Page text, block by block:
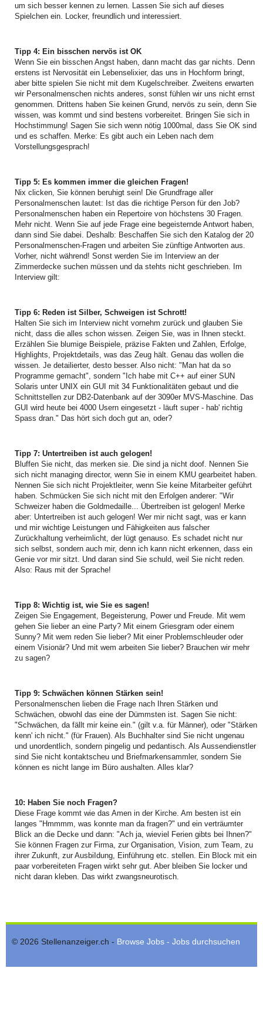
um sich besser kennen zu lernen. Lassen Sie sich auf dieses
Spielchen ein. Locker, freundlich und interessiert.
Tipp 4: Ein bisschen nervös ist OK
Wenn Sie ein bisschen Angst haben, dann macht das gar nichts. Denn
erstens ist Nervosität ein Lebenselixier, das uns in Hochform bringt,
aber bitte spielen Sie nicht mit dem Kugelschreiber. Zweitens erwarten
wir Personalmenschen nichts anderes, sonst fühlen wir uns nicht ernst
genommen. Drittens haben Sie keinen Grund, nervös zu sein, denn Sie
wissen, was kommt und sind bestens vorbereitet. Bringen Sie sich in
Hochstimmung! Sagen Sie sich wenn nötig 1000mal, dass Sie OK sind
und es schaffen. Merke: Es gibt auch ein Leben nach dem
Vorstellungsgesprach!
Tipp 5: Es kommen immer die gleichen Fragen!
Nix clicken, Sie können beruhigt sein! Die Grundfrage aller
Personalmenschen lautet: Ist das die richtige Person für den Job?
Personalmenschen haben ein Repertoire von höchstens 30 Fragen.
Mehr nicht. Wenn Sie auf jede Frage eine begeisternde Antwort haben,
dann sind Sie dabei. Deshalb: Beschaffen Sie sich den Katalog der 20
Personalmenschen-Fragen und arbeiten Sie zünftige Antworten aus.
Vorher, nicht während! Sonst werden Sie im Interview an der
Zimmerdecke suchen müssen und da stehts nicht geschrieben. Im
Interview gilt:
Tipp 6: Reden ist Silber, Schweigen ist Schrott!
Halten Sie sich im Interview nicht vornehm zurück und glauben Sie
nicht, dass die alles schon wissen. Zeigen Sie, was in Ihnen steckt.
Erzählen Sie blumige Beispiele, präzise Fakten und Zahlen, Erfolge,
Highlights, Projektdetails, was das Zeug hält. Genau das wollen die
wissen. Je detailierter, desto besser. Also nicht: "Man hat da so
Programme gemacht", sondern "Ich habe mit C++ auf einer SUN
Solaris unter UNIX ein GUI mit 34 Funktionalitäten gebaut und die
Schnittstellen zur DB2-Datenbank auf der 3090er MVS-Maschine. Das
GUI wird heute bei 4000 Usern eingesetzt - läuft super - hab' richtig
Spass dran." Das hört sich doch gut an, oder?
Tipp 7: Untertreiben ist auch gelogen!
Bluffen Sie nicht, das merken sie. Die sind ja nicht doof. Nennen Sie
sich nicht managing director, wenn Sie in einem KMU gearbeitet haben.
Nennen Sie sich nicht Projektleiter, wenn Sie keine Mitarbeiter geführt
haben. Schmücken Sie sich nicht mit den Erfolgen anderer: "Wir
Schweizer haben die Goldmedaille... Übertreiben ist gelogen! Merke
aber: Untertreiben ist auch gelogen! Wer mir nicht sagt, was er kann
und mir wichtige Leistungen und Fähigkeiten aus falscher
Zurückhaltung verheimlicht, der lügt genauso. Es schadet nicht nur
sich selbst, sondern auch mir, denn ich kann nicht erkennen, dass ein
Genie vor mir sitzt. Und daran sind Sie schuld, weil Sie nicht reden.
Also: Raus mit der Sprache!
Tipp 8: Wichtig ist, wie Sie es sagen!
Zeigen Sie Engagement, Begeisterung, Power und Freude. Mit wem
gehen Sie lieber an eine Party? Mit einem Griesgram oder einem
Sunny? Mit wem reden Sie lieber? Mit einer Problemschleuder oder
einem Visionär? Und mit wem arbeiten Sie lieber? Brauchen wir mehr
zu sagen?
Tipp 9: Schwächen können Stärken sein!
Personalmenschen lieben die Frage nach Ihren Stärken und
Schwächen, obwohl das eine der Dümmsten ist. Sagen Sie nicht:
"Schwächen, da fällt mir keine ein." (gilt v.a. für Männer), oder "Stärken
kenn' ich nicht." (für Frauen). Als Buchhalter sind Sie nicht ungenau
und unordentlich, sondern pingelig und pedantisch. Als Aussendienstler
sind Sie nicht kontaktscheu und Briefmarkensammler, sondern Sie
können es nicht lange im Büro aushalten. Alles klar?
10: Haben Sie noch Fragen?
Diese Frage kommt wie das Amen in der Kirche. Am besten ist ein
langes "Hmmmm, was konnte man da fragen?" und ein verträumter
Blick an die Decke und dann: "Ach ja, wieviel Ferien gibts bei Ihnen?"
Sie können Fragen zur Firma, zur Organisation, Vision, zum Team, zu
ihrer Zukunft, zur AusbiIdung, Einführung etc. stellen. Ein Block mit ein
paar vorbereiteten Fragen wirkt sehr gut. Aber bleiben Sie locker und
nicht daran kleben. Das wirkt zwangsneurotisch.
© 2026 Stellenanzeiger.ch - Browse Jobs - Jobs durchsuchen